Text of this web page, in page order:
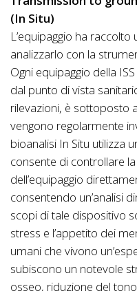
(In Situ)
L’equipaggio ha
analizzarlo con la
Ogni equipaggio della
dal punto di vista
rilevazioni, è sottoposto
vengono regolarmente
bioanalisi In Situ utilizza
consente di controllare
dell’equipaggio
consentendo un’analisi
scopi di tale dispositivo
stress e l’appetito dei
umani che vivono
subiscono un notevole
osseo, riduzione del